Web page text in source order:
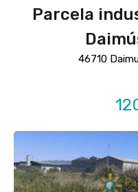
Parcela
46710